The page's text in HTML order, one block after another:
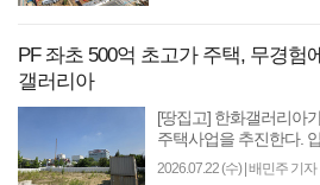
PF 좌초 500억 초고가 주택, 무경험
갤러리아
[땅집고] 한화갤러리아
주택사업을 추진한다.
까운 옛 ‘더피크도산’
2026.07.22 (수)|배민주 기자